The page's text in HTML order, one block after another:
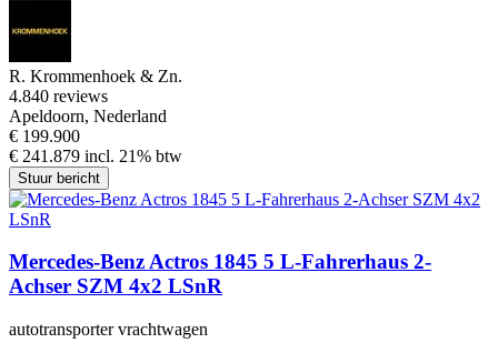
R. Krommenhoek & Zn.
4.840 reviews
Apeldoorn, Nederland
€ 199.900
€ 241.879 incl. 21% btw
Stuur bericht
Mercedes-Benz Actros 1845 5 L-Fahrerhaus 2-
Achser SZM 4x2 LSnR
autotransporter vrachtwagen